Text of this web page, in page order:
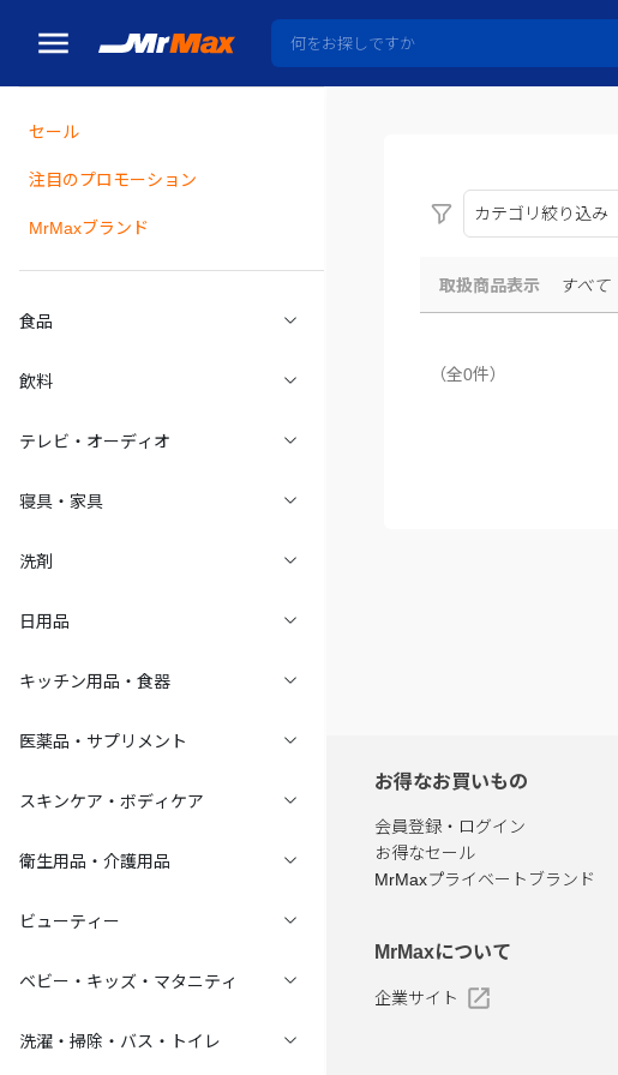
セール
注目のプロモーション
MrMaxブランド
食品
飲料
テレビ・オーディオ
寝具・家具
洗剤
日用品
キッチン用品・食器
医薬品・サプリメント
スキンケア・ボディケア
衛生用品・介護用品
ビューティー
ベビー・キッズ・マタニティ
洗濯・掃除・バス・トイレ
カテゴリ絞り込み
取扱商品表示 すべて
（全0件）
お得なお買いもの
会員登録・ログイン
お得なセール
MrMaxプライベートブランド
MrMaxについて
企業サイト